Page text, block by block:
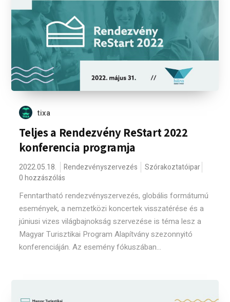
tixa
Teljes a Rendezvény ReStart 2022
konferencia programja
2022.05.18. Rendezvényszervezés
Szórakoztatóipar
0 hozzászólás
Fenntartható rendezvényszervezés, globális formátumú
események, a nemzetközi koncertek visszatérése és a
júniusi vizes világbajnokság szervezése is téma lesz a
Magyar Turisztikai Program Alapítvány szezonnyitó
konferenciáján. Az esemény fókuszában...